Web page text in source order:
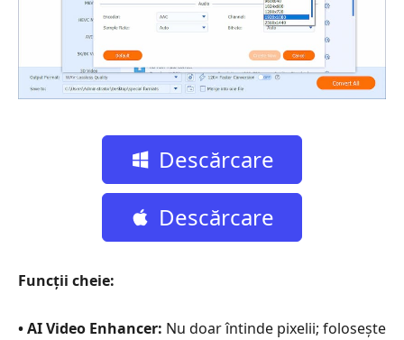
Descărcare
gratuită
Descărcare
Funcții cheie:
• AI Video Enhancer: Nu doar întinde pixelii; folosește